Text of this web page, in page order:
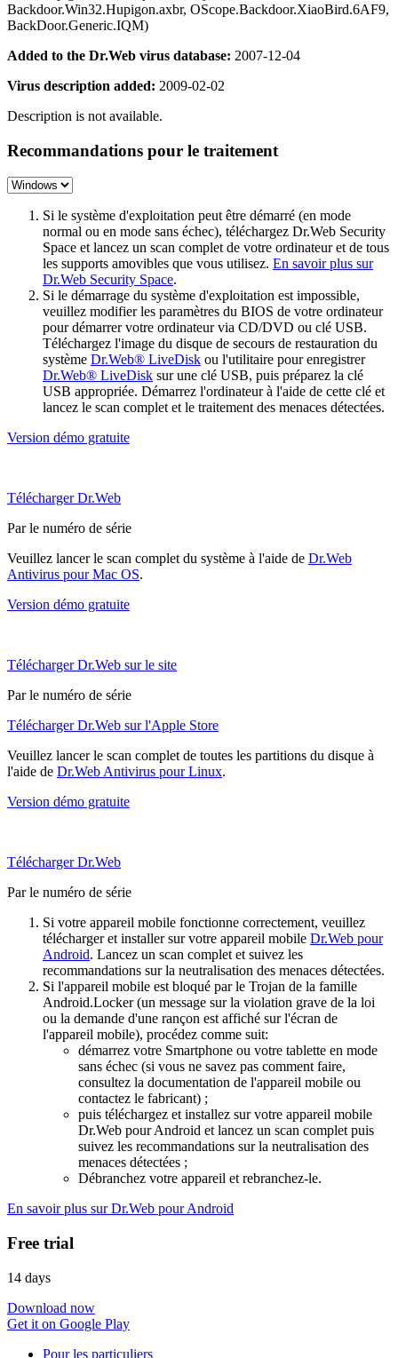
Backdoor.Win32.Hupigon.axbr, OScope.Backdoor.XiaoBird.6AF9,
BackDoor.Generic.IQM)
Added to the Dr.Web virus database: 2007-12-04
Virus description added: 2009-02-02
Description is not available.
Recommandations pour le traitement
Si le système d'exploitation peut être démarré (en mode
normal ou en mode sans échec), téléchargez Dr.Web Security
Space et lancez un scan complet de votre ordinateur et de tous
les supports amovibles que vous utilisez. En savoir plus sur
Dr.Web Security Space.
Si le démarrage du système d'exploitation est impossible,
veuillez modifier les paramètres du BIOS de votre ordinateur
pour démarrer votre ordinateur via CD/DVD ou clé USB.
Téléchargez l'image du disque de secours de restauration du
système Dr.Web® LiveDisk ou l'utilitaire pour enregistrer
Dr.Web® LiveDisk sur une clé USB, puis préparez la clé
USB appropriée. Démarrez l'ordinateur à l'aide de cette clé et
lancez le scan complet et le traitement des menaces détectées.
Version démo gratuite
Télécharger Dr.Web
Par le numéro de série
Veuillez lancer le scan complet du système à l'aide de Dr.Web
Antivirus pour Mac OS.
Version démo gratuite
Télécharger Dr.Web sur le site
Par le numéro de série
Télécharger Dr.Web sur l'Apple Store
Veuillez lancer le scan complet de toutes les partitions du disque à
l'aide de Dr.Web Antivirus pour Linux.
Version démo gratuite
Télécharger Dr.Web
Par le numéro de série
Si votre appareil mobile fonctionne correctement, veuillez
télécharger et installer sur votre appareil mobile Dr.Web pour
Android. Lancez un scan complet et suivez les
recommandations sur la neutralisation des menaces détectées.
Si l'appareil mobile est bloqué par le Trojan de la famille
Android.Locker (un message sur la violation grave de la loi
ou la demande d'une rançon est affiché sur l'écran de
l'appareil mobile), procédez comme suit:
démarrez votre Smartphone ou votre tablette en mode
sans échec (si vous ne savez pas comment faire,
consultez la documentation de l'appareil mobile ou
contactez le fabricant) ;
puis téléchargez et installez sur votre appareil mobile
Dr.Web pour Android et lancez un scan complet puis
suivez les recommandations sur la neutralisation des
menaces détectées ;
Débranchez votre appareil et rebranchez-le.
En savoir plus sur Dr.Web pour Android
Free trial
14 days
Download now
Get it on Google Play
Pour les particuliers